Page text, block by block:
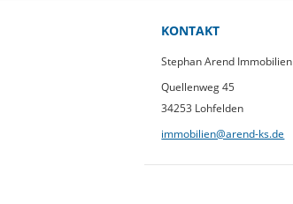
KONTAKT
Stephan Arend Immobilien
Quellenweg 45
34253 Lohfelden
immobilien@arend-ks.de